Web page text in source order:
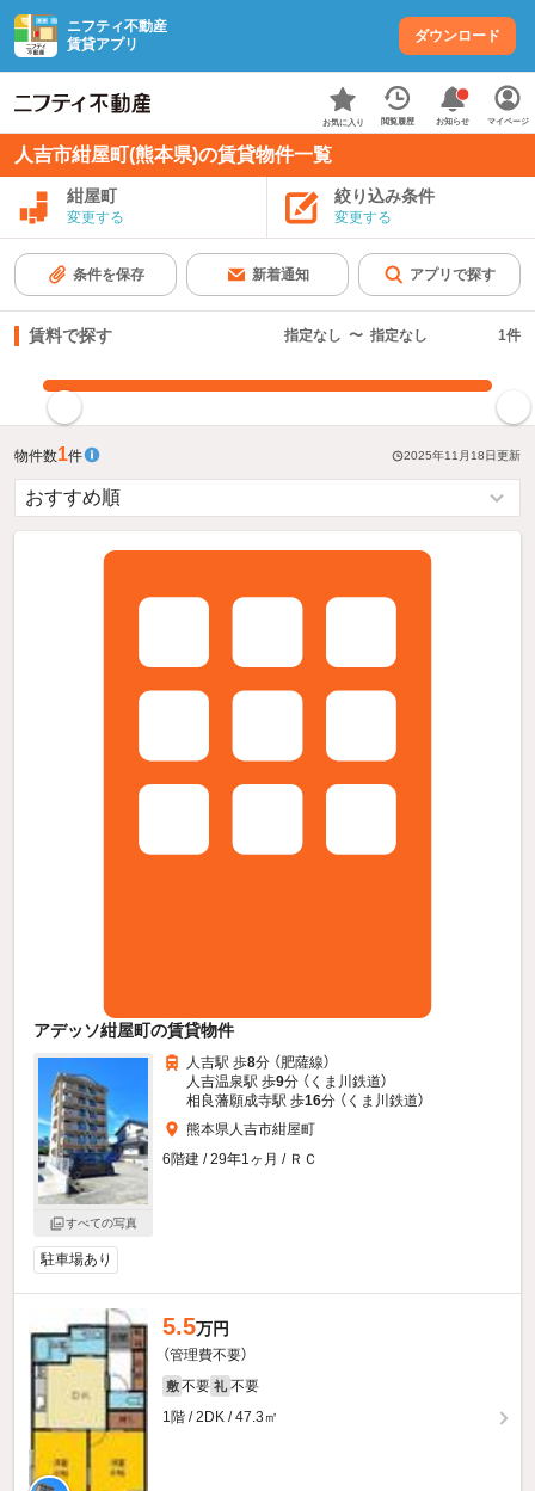
ニフティ不動産
賃貸アプリ
ダウンロード
お気に入り 閲覧履歴 お知らせ マイページ
人吉市紺屋町(熊本県)の賃貸物件一覧
紺屋町
変更する
絞り込み条件
変更する
条件を保存 新着通知 アプリで探す
賃料で探す 指定なし 〜 指定なし 1件
物件数1件 2025年11月18日更新
アデッソ紺屋町の賃貸物件
すべての写真
人吉駅 歩8分 （肥薩線）
人吉温泉駅 歩9分 （くま川鉄道）
相良藩願成寺駅 歩16分 （くま川鉄道）
熊本県人吉市紺屋町
6階建 / 29年1ヶ月 / ＲＣ
駐車場あり
5.5万円
（管理費不要）
敷 不要 礼 不要
1階 / 2DK / 47.3㎡